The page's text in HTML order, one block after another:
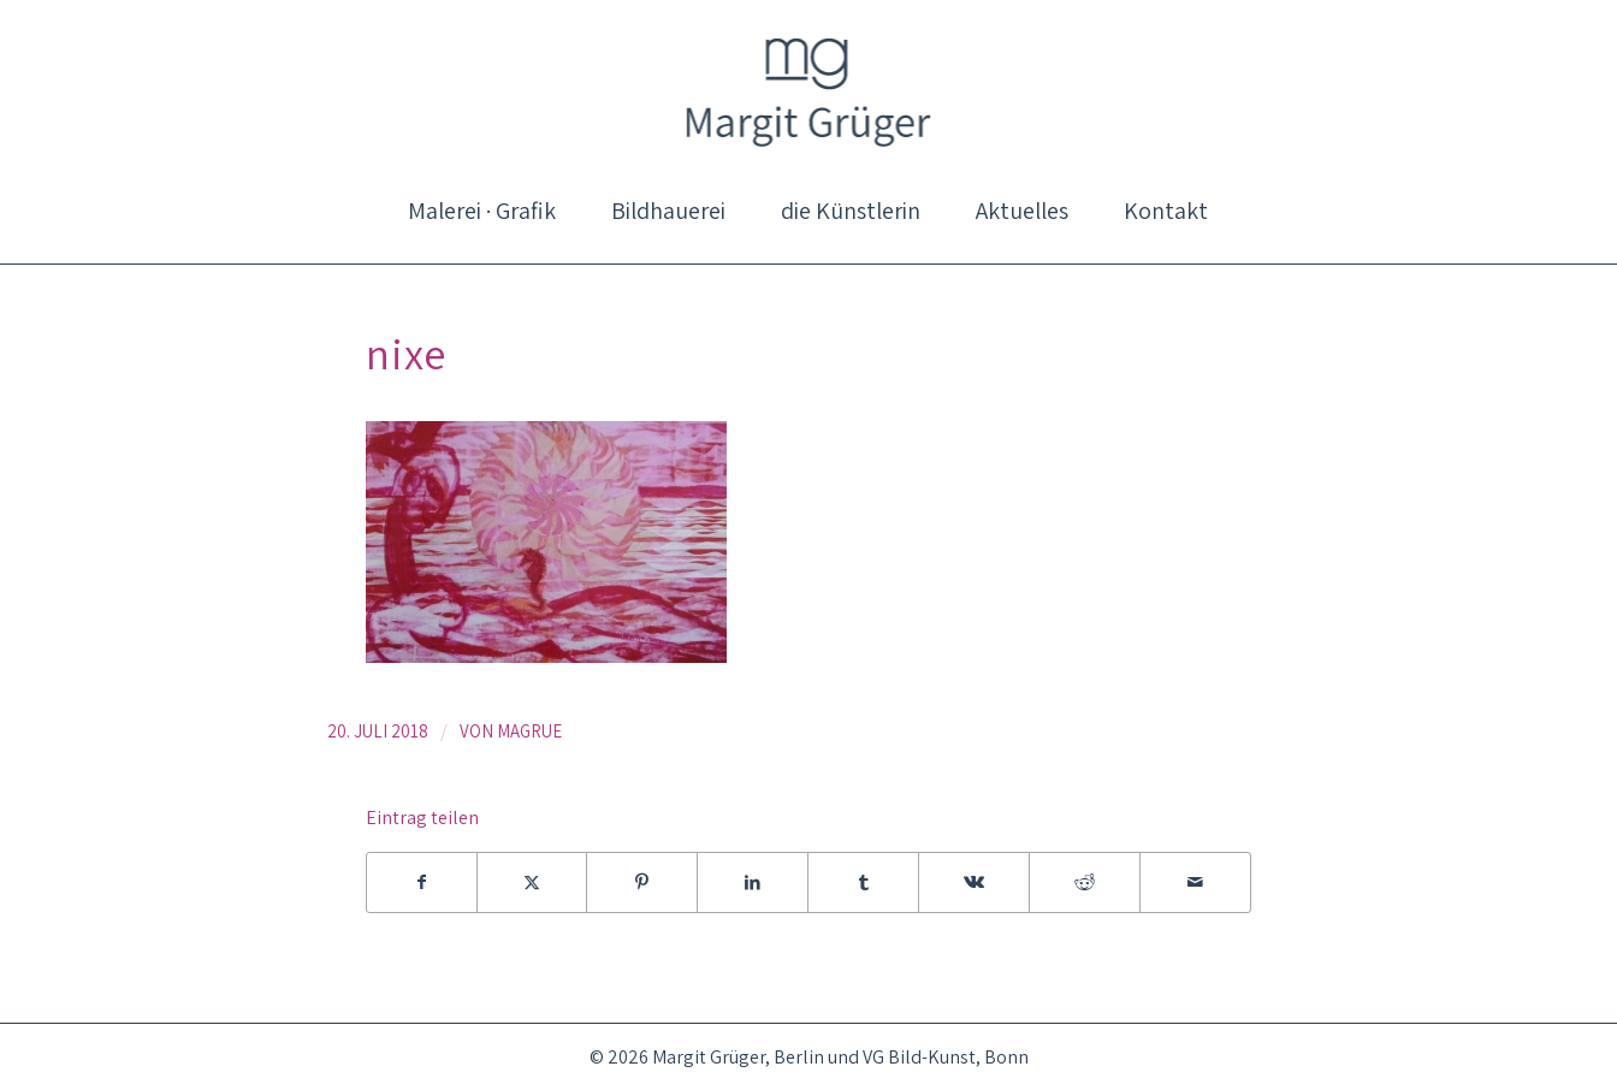
Malerei · Grafik Bildhauerei die Künstlerin Aktuelles Kontakt
nixe
20. JULI 2018 / VON MAGRUE
Eintrag teilen
© 2026 Margit Grüger, Berlin und VG Bild-Kunst, Bonn